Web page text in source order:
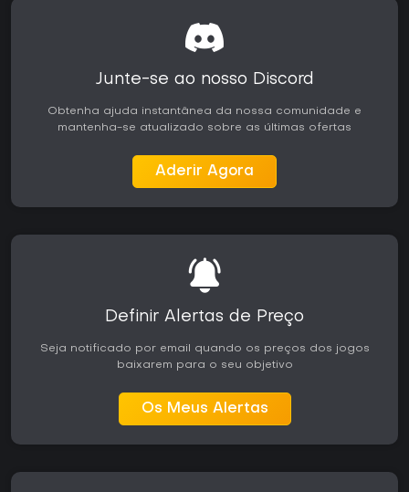
A progressão é compartilhada entre o modo single-player e
jogadores podem revisitar pistas e eventos favoritos,
O destaque continua sendo a consistência de desempenho
e a adaptação a diferentes configurações de carro em
viés arcade, forte foco em personalização e construção de
profundidade tanto para sessões solo quanto em grupo.
Os elogios mais comuns vão para a dirigibilidade
satisfatória, a apresentação visual de pistas e carros, e o
valor de replay proporcionado por confrontos únicos.
Quem procura uma experiência automobilística que
pacote recompensador, especialmente no Xbox, onde os
modos de desempenho garantem fluidez. O jogo continua
de corrida, sem necessidade de conteúdo sazonal
Junte-se ao nosso Discord
Obtenha ajuda instantânea da nossa comunidade e
mantenha-se atualizado sobre as últimas ofertas
Aderir Agora
Definir Alertas de Preço
Seja notificado por email quando os preços dos jogos
baixarem para o seu objetivo
Os Meus Alertas